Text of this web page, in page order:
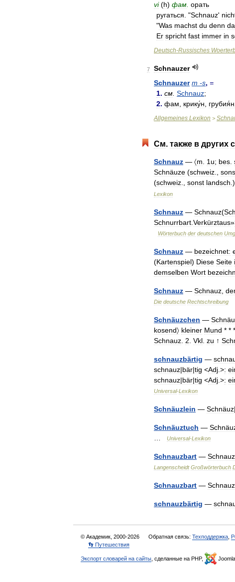
vi (h) фам орать
ругаться . "Schnauz'
"Was machst du denn da
Er spricht fast immer in
Deutsch-Russisches
7
Schnauzer
Schnauzer m -s, =
1. см Schnauz;
2. фам крику́н грубия́н
Allgemeines Lexikon >
См. также в других
Schnauz — 〈m 1u; bes
Schnäuze (schweiz
(schweiz sonst landsch .)
Lexikon
Schnauz — Schnauz(
Schnurrbart Verkürztaus»
Wörterbuch der deutschen
Schnauz — bezeichnet:
(Kartenspiel) Diese Seite
demselben Wort
Schnauz — Schnauz
Die deutsche Rechtschreibung
Schnäuzchen —
kosend〉 kleiner Mund * * *
Schnauz 2 Vkl zu ↑
schnauzbärtig —
schnauz|bär|tig <Adj .>:
schnauz|bär|tig <Adj .>:
Universal-Lexikon
Schnäuzlein — Schnäuz|
Schnäuztuch —
Universal-Lexikon
Schnauzbart — Schnauz
Langenscheidt Großwörterbuch
Schnauzbart — Schnauz
schnauzbärtig —
© Академик, 2000-2026 Обратная связь: Техподдержка
👣 Путешествия
Экспорт словарей на сайты , сделанные на PHP, Joomla,